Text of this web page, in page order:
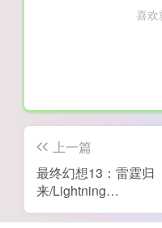
喜
上一篇
最终幻想13：雷霆归
来/Lightning
Returns：Final